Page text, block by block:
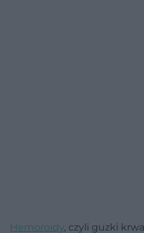
Hemoroidy, czyli guzki